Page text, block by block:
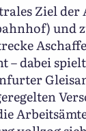
Ziel
und
– dabei